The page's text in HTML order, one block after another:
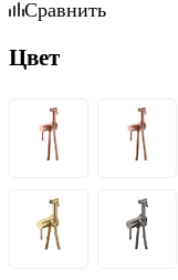
Сравнить
Цвет